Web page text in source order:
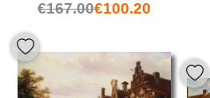
€167.00€100.20